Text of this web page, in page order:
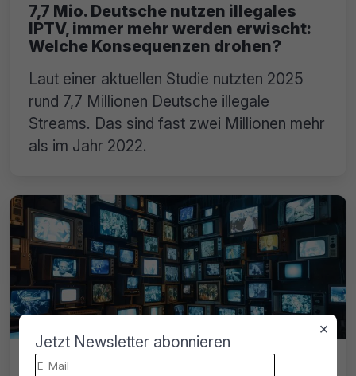
7,7 Mio. Deutsche nutzen illegales
IPTV, immer mehr werden erwischt:
Welche Konsequenzen drohen?
Laut einer aktuellen Studie nutzten 2025
rund 7,7 Millionen Deutsche illegale
Streams. Das sind fast zwei Millionen mehr
als im Jahr 2022.
Wie kam es zu den IPTV-Busts in
×
Jetzt Newsletter abonnieren